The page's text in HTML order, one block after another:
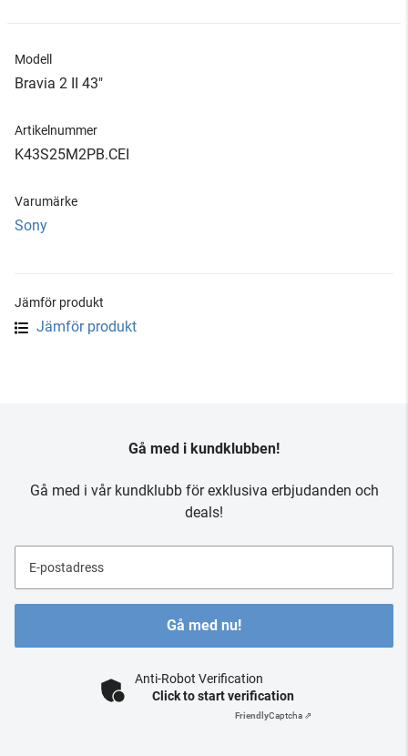
Modell
Bravia 2 II 43"
Artikelnummer
K43S25M2PB.CEI
Varumärke
Sony
Jämför produkt
Jämför produkt
Gå med i kundklubben!
Gå med i vår kundklubb för exklusiva erbjudanden och
deals!
E-postadress
Gå med nu!
Anti-Robot Verification
Click to start verification
FriendlyCaptcha ⇗